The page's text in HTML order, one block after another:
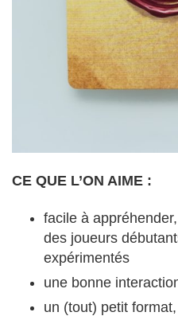
CE QUE L’ON AIME :
facile à
des joueurs
expérimentés
une bonne
un (tout) petit